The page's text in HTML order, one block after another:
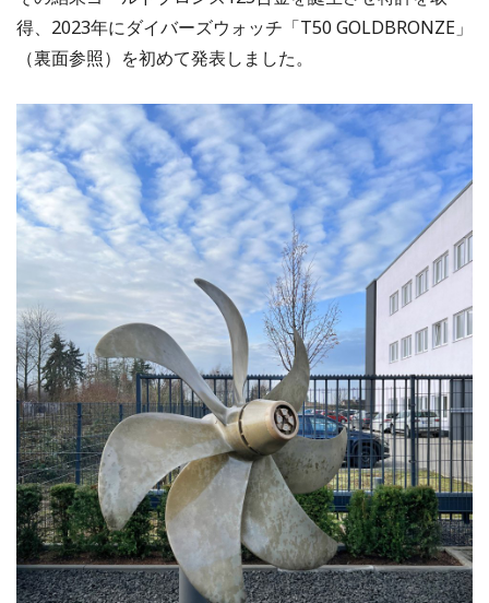
得、2023年にダイバーズウォッチ「T50 GOLDBRONZE」
（裏面参照）を初めて発表しました。